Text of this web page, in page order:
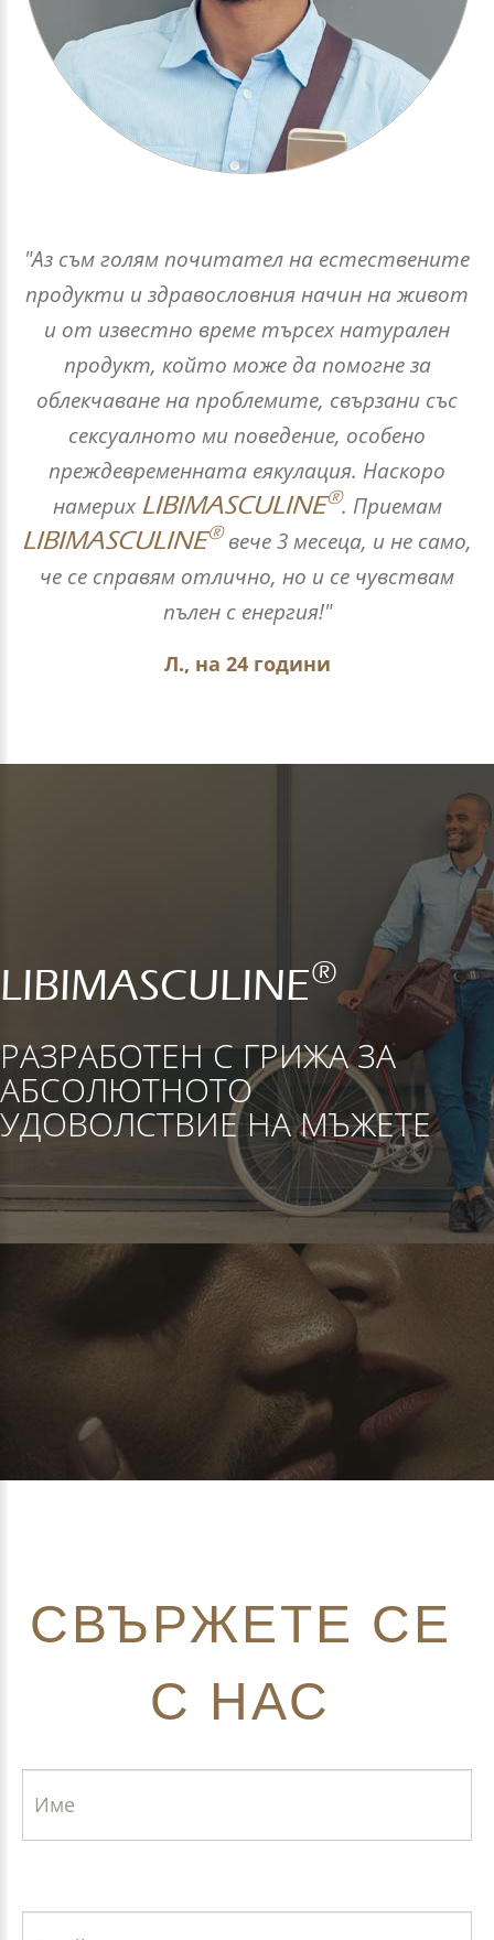
"Аз съм голям почитател на естествените
продукти и здравословния начин на живот
и от известно време търсех натурален
продукт, който може да помогне за
облекчаване на проблемите, свързани със
сексуалното ми поведение, особено
преждевременната еякулация. Наскоро
намерих LIBIMASCULINE®. Приемам
LIBIMASCULINE®вече 3 месеца, и не само,
че се справям отлично, но и се чувствам
пълен с енергия!"
Л., на 24 години
LIBIMASCULINE®
РАЗРАБОТЕН С ГРИЖА ЗА
АБСОЛЮТНОТО
УДОВОЛСТВИЕ НА МЪЖЕТЕ
СВЪРЖЕТЕ СЕ
С НАС